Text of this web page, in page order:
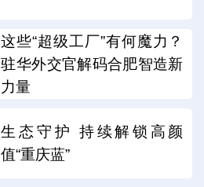
这些“超级工厂”有何魔力？
驻华外交官解码合肥智造新
力量
生态守护 持续解锁高颜
值“重庆蓝”